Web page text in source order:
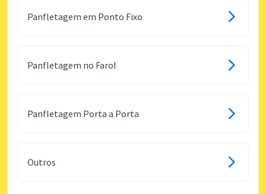
Panfletagem em Ponto Fixo
Panfletagem no Farol
Panfletagem Porta a Porta
Outros